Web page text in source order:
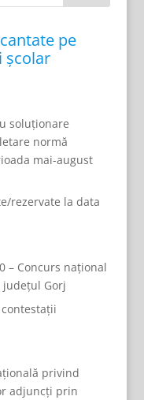
pe
școlar
soluționare
normă
mai-august
rezervate la data
– Concurs național
județul Gorj
privind
adjuncți prin